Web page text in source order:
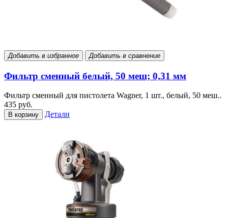
Добавить в избранное Добавить в сравнение
Фильтр сменный белый, 50 меш; 0,31 мм
Фильтр сменный для пистолета Wagner, 1 шт., белый, 50 меш..
435 руб.
В корзину Детали